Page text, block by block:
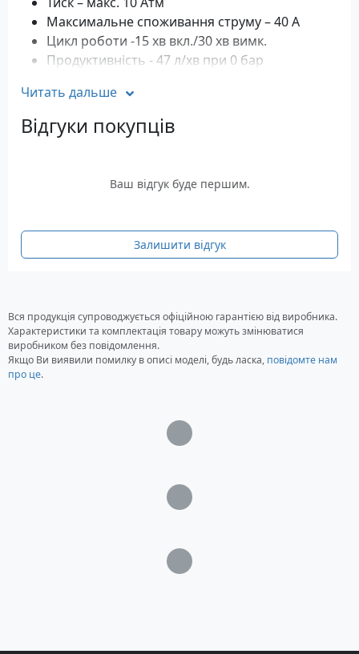
Максимальне споживання струму – 40 А
Цикл роботи -15 хв вкл./30 хв вимк.
Продуктивність - 47 л/хв при 0 бар
Автоматичний захист від перегріву
Розмір: 26,5 x 10 x 17,2 см
Вага: 4,5 кг
компресора Viair 450С
Кріплення (болти, гайки, стопорні шайби)
Віброізолятори
Проведення для повітряної лінії
Шланг з обплетенням з нержавіючої сталі
захисний пневмоклапан
Читать дальше
Відгуки покупців
Ваш відгук буде першим.
Залишити відгук
Вся продукція супроводжується офіційною гарантією від виробника.
Характеристики та комплектація товару можуть змінюватися
виробником без повідомлення.
Якщо Ви виявили помилку в описі моделі, будь ласка, повідомте нам
про це.
Загрузка...
Загрузка...
Загрузка...